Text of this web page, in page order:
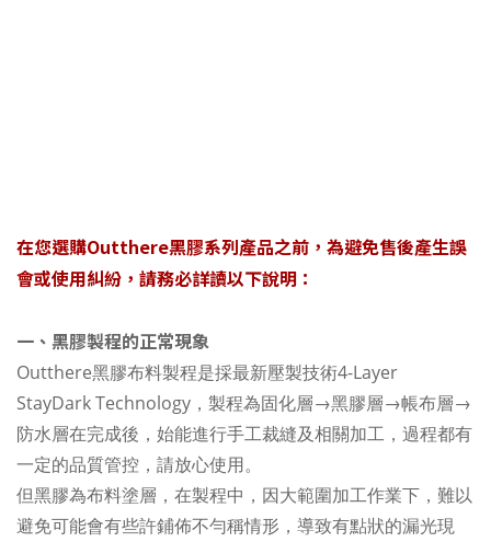
在您選購Outthere黑膠系列產品之前，為避免售後產生誤
會或使用糾紛，請務必詳讀以下說明：
一、黑膠製程的正常現象
Outthere黑膠布料製程是採最新壓製技術4-Layer
StayDark Technology，製程為固化層→黑膠層→帳布層→
防水層在完成後，始能進行手工裁縫及相關加工，過程都有
一定的品質管控，請放心使用。
但黑膠為布料塗層，在製程中，因大範圍加工作業下，難以
避免可能會有些許鋪佈不勻稱情形，導致有點狀的漏光現